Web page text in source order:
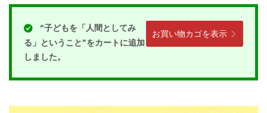
ログインしたままにする
お買い物カゴを表示
“子どもを「人間としてみ
る」ということ”をカートに追加
しました。